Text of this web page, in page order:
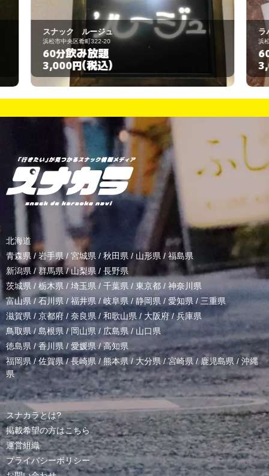
ラバードール
浜松市中央区神明町218-14
60分飲み放題
3,000円(税込)
北海道
青森県 / 岩手県/ 宮城県 / 秋田県 / 山形県/ 福島県
新潟県 /群馬県/山梨県 / 長野県
茨城県 / 栃木県 / 埼玉県 / 千葉県 / 東京都 / 神奈川県
富山県 /石川県/福井県/岐阜県 / 静岡県 / 愛知県 / 三重県
滋賀県 / 京都府 / 奈良県 / 和歌山県/ 大阪府 /兵庫県
鳥取県/ 島根県 /岡山県/ 広島県 / 山口県
徳島県 /香川県 / 愛媛県/高知県
福岡県/佐賀県/長崎県 /熊本県/ 大分県/宮崎県 /鹿児島県 / 沖縄
県
スナカラとは?
掲載希望の方はこちら
運営組織
プライバシーポリシー